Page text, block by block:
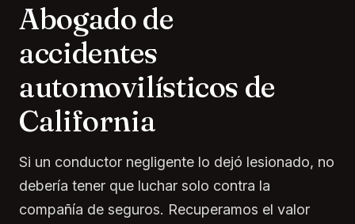
Abogado de
accidentes
automovilísticos de
California
Si un conductor negligente lo dejó lesionado, no
debería tener que luchar solo contra la
compañía de seguros. Recuperamos el valor